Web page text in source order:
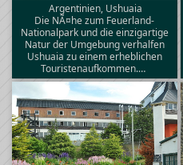
Argentinien, Ushuaia
Die NÃ¤he zum Feuerland-
Nationalpark und die einzigartige
Natur der Umgebung verhalfen
Ushuaia zu einem erheblichen
Touristenaufkommen.…